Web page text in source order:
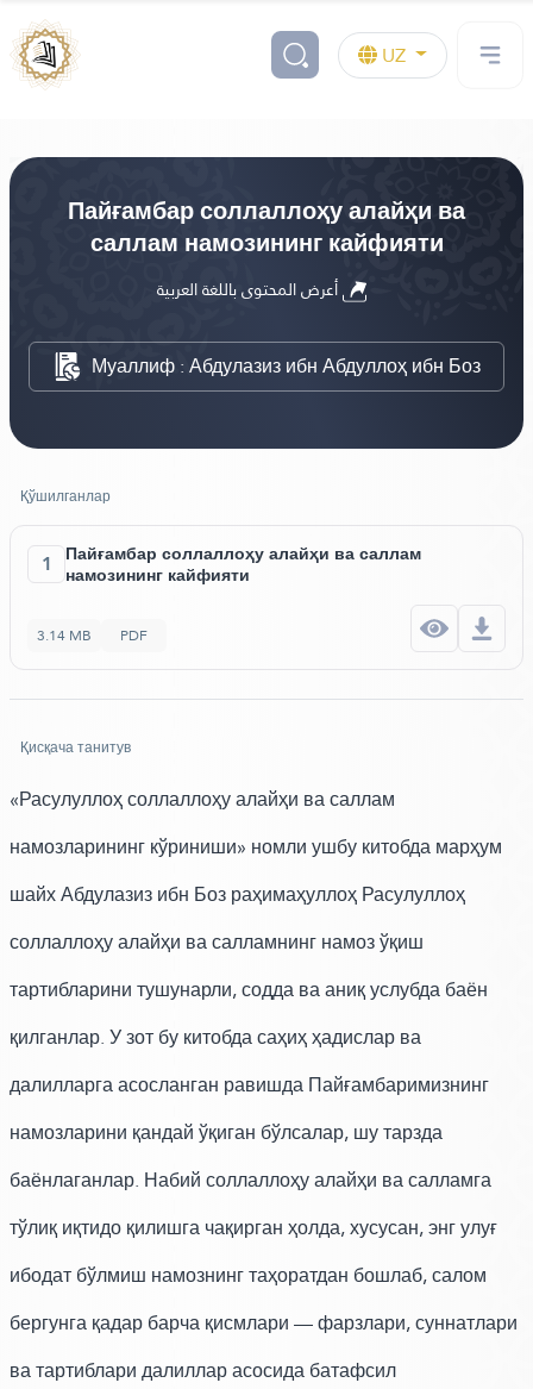
UZ
Пайғамбар соллаллоҳу алайҳи ва
саллам намозининг кайфияти
Муаллиф : Абдулазиз ибн Абдуллоҳ ибн Боз
Қўшилганлар
1 Пайғамбар соллаллоҳу алайҳи ва саллам
намозининг кайфияти
3.14 MB PDF
Қисқача танитув
«Расулуллоҳ соллаллоҳу алайҳи ва саллам
намозларининг кўриниши» номли ушбу китобда марҳум
шайх Абдулазиз ибн Боз раҳимаҳуллоҳ Расулуллоҳ
соллаллоҳу алайҳи ва салламнинг намоз ўқиш
тартибларини тушунарли, содда ва аниқ услубда баён
қилганлар. У зот бу китобда саҳиҳ ҳадислар ва
далилларга асосланган равишда Пайғамбаримизнинг
намозларини қандай ўқиган бўлсалар, шу тарзда
баёнлаганлар. Набий соллаллоҳу алайҳи ва салламга
тўлиқ иқтидо қилишга чақирган ҳолда, хусусан, энг улуғ
ибодат бўлмиш намознинг таҳоратдан бошлаб, салом
бергунга қадар барча қисмлари — фарзлари, суннатлари
ва тартиблари далиллар асосида батафсил